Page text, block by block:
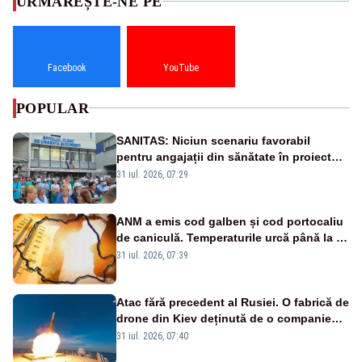
Facebook YouTube
POPULAR
SANITAS: Niciun scenariu favorabil
pentru angajații din sănătate în proiectul
Legii salarizării
31 iul. 2026, 07:29
ANM a emis cod galben și cod portocaliu
de caniculă. Temperaturile urcă până la 38
de grade, iar nopțile devin tropicale
31 iul. 2026, 07:39
Atac fără precedent al Rusiei. O fabrică de
drone din Kiev deținută de o companie
americană, distrusă de o rachetă
31 iul. 2026, 07:40